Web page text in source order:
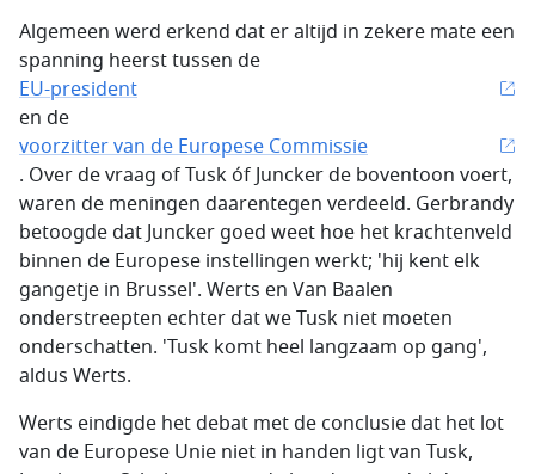
Algemeen werd erkend dat er altijd in zekere mate een
spanning heerst tussen de
EU-president
en de
voorzitter van de Europese Commissie
. Over de vraag of Tusk óf Juncker de boventoon voert,
waren de meningen daarentegen verdeeld. Gerbrandy
betoogde dat Juncker goed weet hoe het krachtenveld
binnen de Europese instellingen werkt; 'hij kent elk
gangetje in Brussel'. Werts en Van Baalen
onderstreepten echter dat we Tusk niet moeten
onderschatten. 'Tusk komt heel langzaam op gang',
aldus Werts.
Werts eindigde het debat met de conclusie dat het lot
van de Europese Unie niet in handen ligt van Tusk,